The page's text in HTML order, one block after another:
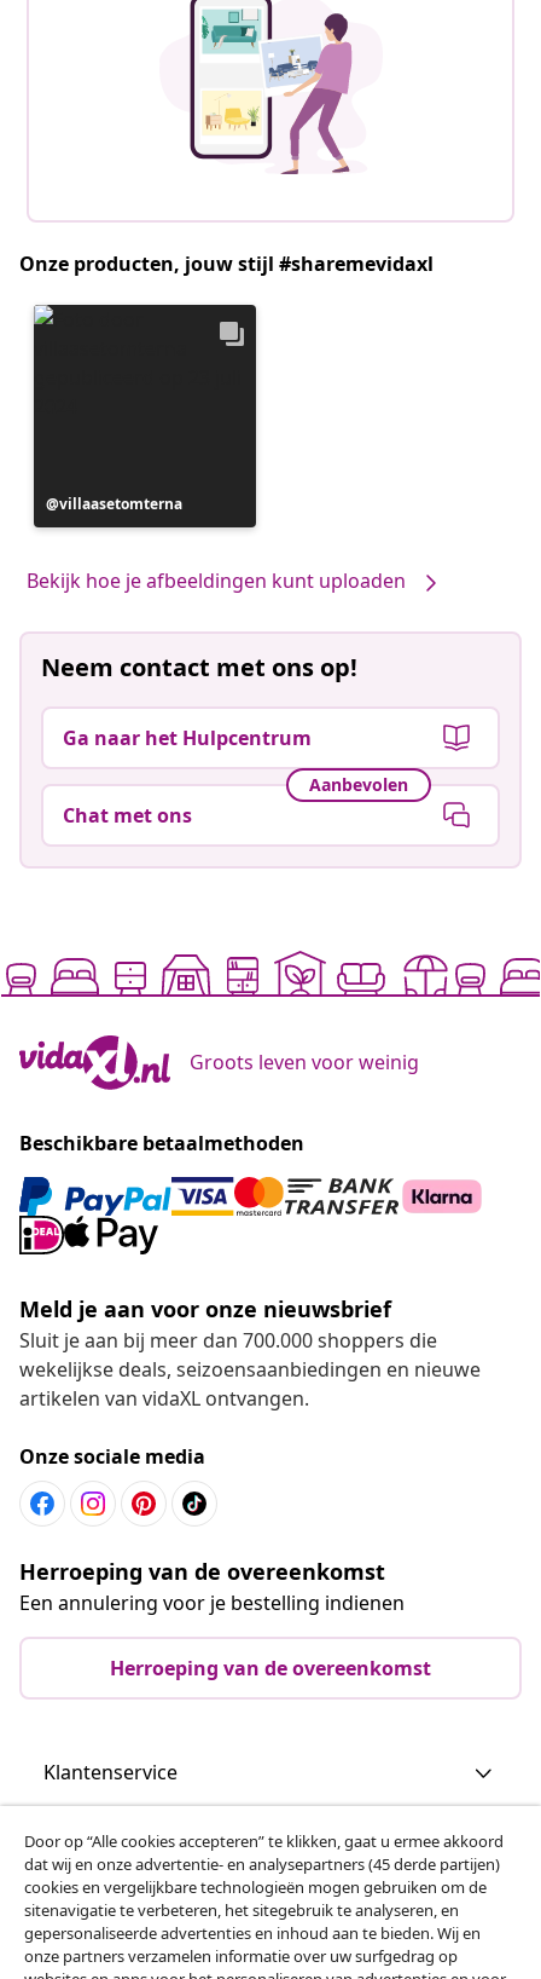
Onze producten, jouw stijl #sharemevidaxl
Bericht
gepubliceerd
villaasetomterna
Bekijk hoe je afbeeldingen kunt uploaden
Neem contact met ons op!
Ga naar het Hulpcentrum
Aanbevolen
Chat met ons
Groots leven voor weinig
Beschikbare betaalmethoden
Meld je aan voor onze nieuwsbrief
Sluit je aan bij meer dan 700.000 shoppers die
wekelijkse deals, seizoensaanbiedingen en nieuwe
artikelen van vidaXL ontvangen.
Onze sociale media
Herroeping van de overeenkomst
Een annulering voor je bestelling indienen
Herroeping van de overeenkomst
Klantenservice
Zakelijk
vidaXL
Door op “Alle cookies accepteren” te klikken, gaat u ermee akkoord
dat wij en onze advertentie- en analysepartners (45 derde partijen)
cookies en vergelijkbare technologieën mogen gebruiken om de
sitenavigatie te verbeteren, het sitegebruik te analyseren, en
gepersonaliseerde advertenties en inhoud aan te bieden. Wij en
onze partners verzamelen informatie over uw surfgedrag op